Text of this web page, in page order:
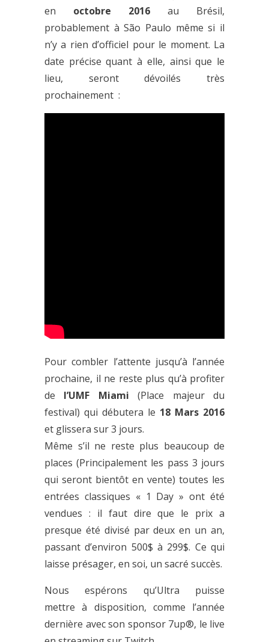
en octobre 2016 au Brésil,
probablement à São Paulo même si il
n’y a rien d’officiel pour le moment. La
date précise quant à elle, ainsi que le
lieu, seront dévoilés très
prochainement :
Pour combler l’attente jusqu’à l’année
prochaine, il ne reste plus qu’à profiter
de l’UMF Miami (Place majeur du
festival) qui débutera le 18 Mars 2016
et glissera sur 3 jours.
Même s’il ne reste plus beaucoup de
places (Principalement les pass 3 jours
qui seront bientôt en vente) toutes les
entrées classiques « 1 Day » ont été
vendues : il faut dire que le prix a
presque été divisé par deux en un an,
passant d’environ 500$ à 299$. Ce qui
laisse présager, en soi, un sacré succès.
Nous espérons qu’Ultra puisse
mettre à disposition, comme l’année
dernière avec son sponsor 7up®, le live